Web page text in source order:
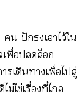
น ปักธงเอาไว้ใน
เพื่อปลดล็อก
รเดินทางเพื่อไปสู่
ใช่เรื่องที่ไกล